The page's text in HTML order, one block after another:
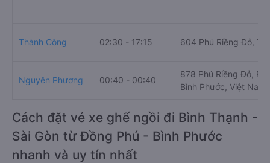
Thành Công 02:30 - 17:15 604 Phú Riềng Đỏ,
Nguyên Phương 00:40 - 00:40
878 Phú Riềng Đỏ,
Bình Phước, Việt Nam
Cách đặt vé xe ghế ngồi đi Bình Thạnh -
Sài Gòn từ Đồng Phú - Bình Phước
nhanh và uy tín nhất